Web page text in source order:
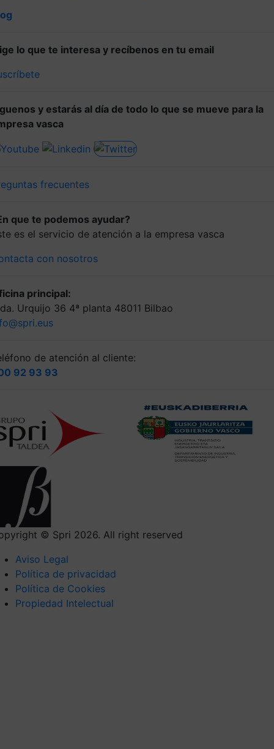
lo que te interesa y recíbenos en tu email
y estarás al día de todo lo que se mueve para la
vasca
frecuentes
que te podemos ayudar?
es el servicio de atención a la empresa vasca
con nosotros
principal:
Urquijo 36 4ª planta 48011 Bilbao
de atención al cliente:
92 93 93
© Spri 2026. All right reserved
Aviso Legal
Política de privacidad
Política de Cookies
Propiedad Intelectual